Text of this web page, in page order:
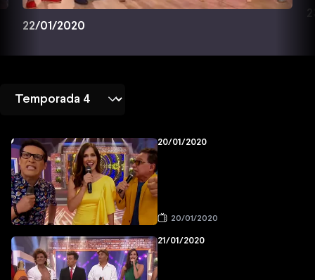
22/01/2020
20/01/2020
20/01/2020
21/01/2020